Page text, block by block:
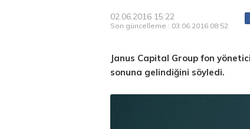
02.06.2016 15:22
Son güncelleme : 03.06.2016 08:52
Janus Capital Group fon
sonuna gelindiğini söyledi.